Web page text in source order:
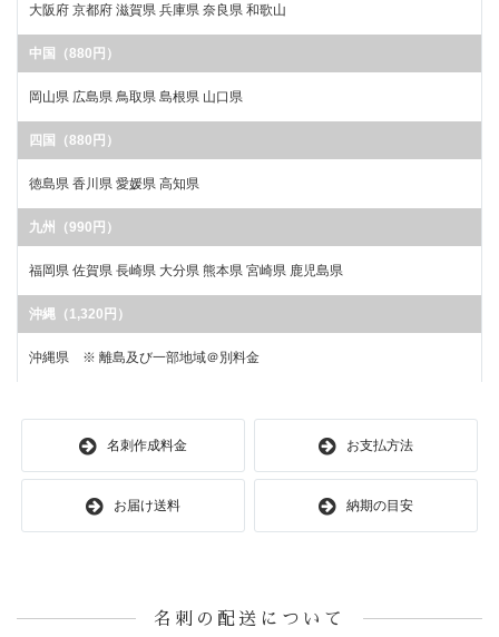
大阪府 京都府 滋賀県 兵庫県 奈良県 和歌山
中国（880円）
岡山県 広島県 鳥取県 島根県 山口県
四国（880円）
徳島県 香川県 愛媛県 高知県
九州（990円）
福岡県 佐賀県 長崎県 大分県 熊本県 宮崎県 鹿児島県
沖縄（1,320円）
沖縄県 ※ 離島及び一部地域＠別料金
名刺作成料金 お支払方法
お届け送料 納期の目安
名刺の配送について